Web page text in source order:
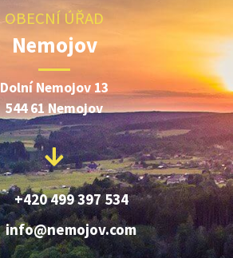
OBECNÍ ÚŘAD
Nemojov
Dolní Nemojov 13
544 61 Nemojov
+420 499 397 534
info@nemojov.com